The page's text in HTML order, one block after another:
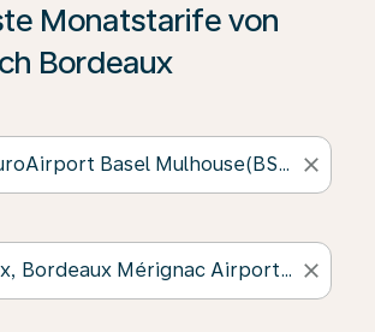
Monatstarife von
Bordeaux
close
close